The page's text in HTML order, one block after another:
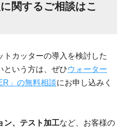
に関するご相談はこ
カッターの導入を検討した
という方は、ぜひウォーター
」の無料相談にお申し込みく
ン、テスト加工など、お客様の